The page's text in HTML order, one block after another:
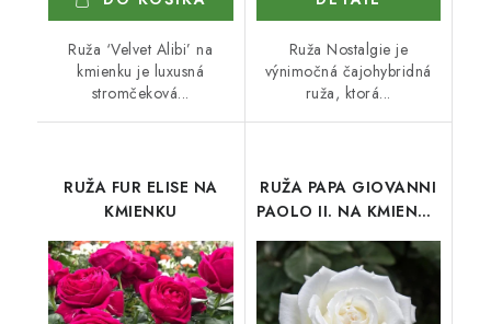
Ruža ‘Velvet Alibi’ na
kmienku je luxusná
stromčeková...
Ruža Nostalgie je
výnimočná čajohybridná
ruža, ktorá...
RUŽA FUR ELISE NA
KMIENKU
RUŽA PAPA GIOVANNI
PAOLO II. NA KMIENKU